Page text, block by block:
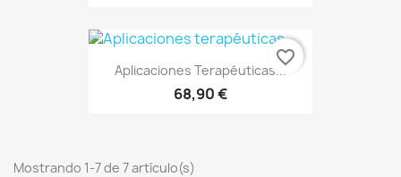
Aplicaciones Terapéuticas...
68,90 €
favorite_border
Mostrando 1-7 de 7 artículo(s)